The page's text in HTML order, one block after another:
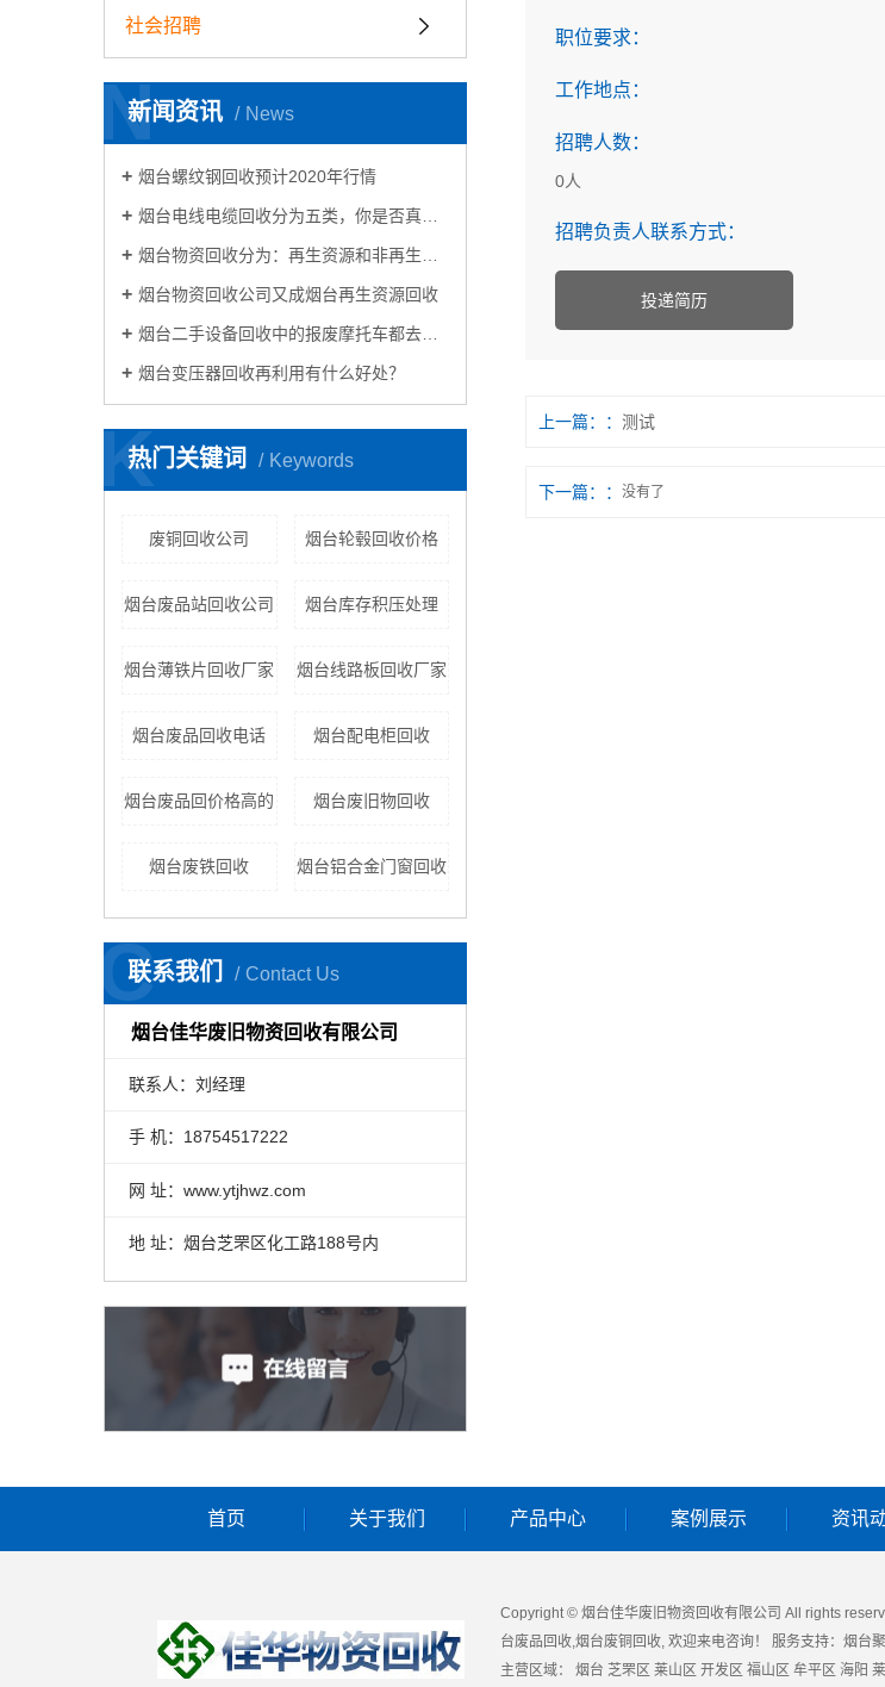
社会招聘
新闻资讯 News
N
烟台螺纹钢回收预计2020年行情
烟台电线电缆回收分为五类，你是否真的了解电线电缆回收？
烟台物资回收分为：再生资源和非再生资源
烟台物资回收公司又成烟台再生资源回收
烟台二手设备回收中的报废摩托车都去哪里了？
烟台变压器回收再利用有什么好处？
热门关键词 Keywords
K
废铜回收公司 烟台轮毂回收价格
烟台废品站回收公司 烟台库存积压处理
烟台薄铁片回收厂家 烟台线路板回收厂家
烟台废品回收电话 烟台配电柜回收
烟台废品回价格高的 烟台废旧物回收
烟台废铁回收 烟台铝合金门窗回收
联系我们 Contact Us
C
烟台佳华废旧物资回收有限公司
联系人：刘经理
手 机：18754517222
网 址：www.ytjhwz.com
地 址：烟台芝罘区化工路188号内
职位要求：
工作地点：
招聘人数：
0人
招聘负责人联系方式：
投递简历
上一篇： 测试
下一篇： 没有了
首页 关于我们 产品中心 案例展示 资讯
Copyright © 烟台佳华废旧物资回收有限公司 All rights
台废品回收,烟台废铜回收, 欢迎来电咨询！ 服务支持： 烟台
主营区域： 烟台 芝罘区 莱山区 开发区 福山区 牟平区 海阳